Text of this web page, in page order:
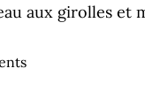
aux girolles et